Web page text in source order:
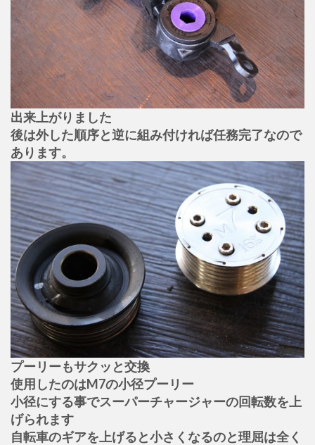
出来上がりました
後は外した順序と逆に組み付ければ任務完了なので
あります。
プーリーもサクッと交換
使用したのはM7の小径プーリー
小径にする事でスーパーチャージャーの回転数を上
げられます
自転車のギアを上げると小さくなるのと理屈は全く